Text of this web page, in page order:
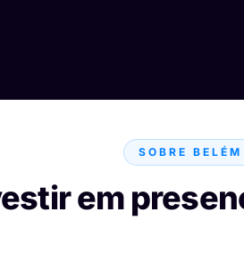
SOBRE BELÉM
em